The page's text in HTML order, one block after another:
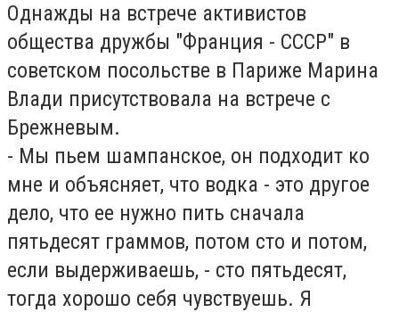
Однажды на встрече активистов
общества дружбы "Франция - СССР" в
советском посольстве в Париже Марина
Влади присутствовала на встрече с
Брежневым.
- Мы пьем шампанское, он подходит ко
мне и объясняет, что водка - это другое
дело, что ее нужно пить сначала
пятьдесят граммов, потом сто и потом,
если выдерживаешь, - сто пятьдесят,
тогда хорошо себя чувствуешь. Я